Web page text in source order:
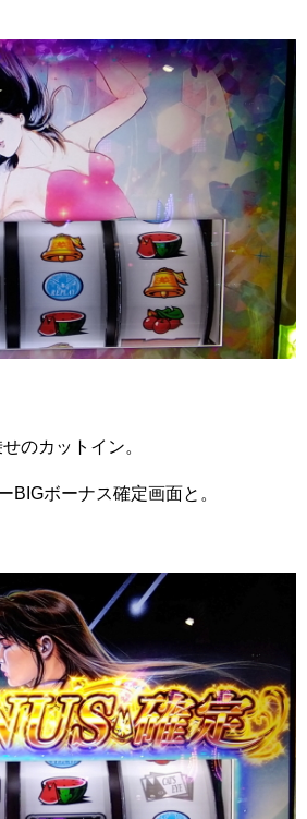
のカットイン。
BIGボーナス確定画面と。